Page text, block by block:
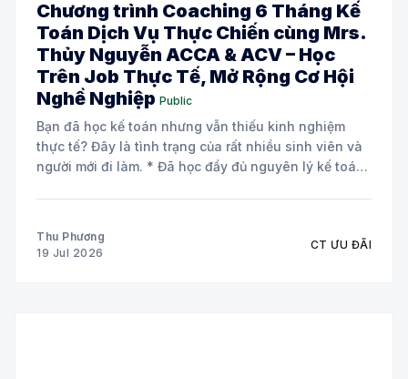
Chương trình Coaching 6 Tháng Kế
Toán Dịch Vụ Thực Chiến cùng Mrs.
Thủy Nguyễn ACCA & ACV – Học
Trên Job Thực Tế, Mở Rộng Cơ Hội
Nghề Nghiệp Public
Bạn đã học kế toán nhưng vẫn thiếu kinh nghiệm
thực tế? Đây là tình trạng của rất nhiều sinh viên và
người mới đi làm. * Đã học đầy đủ nguyên lý kế toán
Thu Phương
19 Jul 2026
CT ƯU ĐÃI